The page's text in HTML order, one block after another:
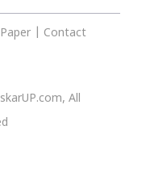
Contact
All